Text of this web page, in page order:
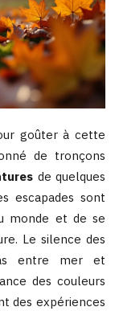
goûter à cette
de tronçons
de quelques
escapades sont
monde et de se
Le silence des
entre mer et
des couleurs
des expériences